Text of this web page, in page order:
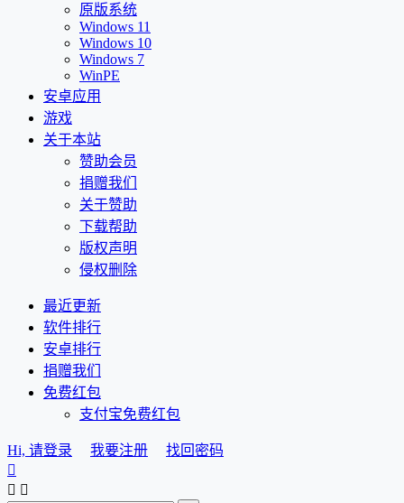
原版系统
Windows 11
Windows 10
Windows 7
WinPE
安卓应用
游戏
关于本站
赞助会员
捐赠我们
关于赞助
下载帮助
版权声明
侵权删除
最近更新
软件排行
安卓排行
捐赠我们
免费红包
支付宝免费红包
Hi, 请登录 我要注册
找回密码

 